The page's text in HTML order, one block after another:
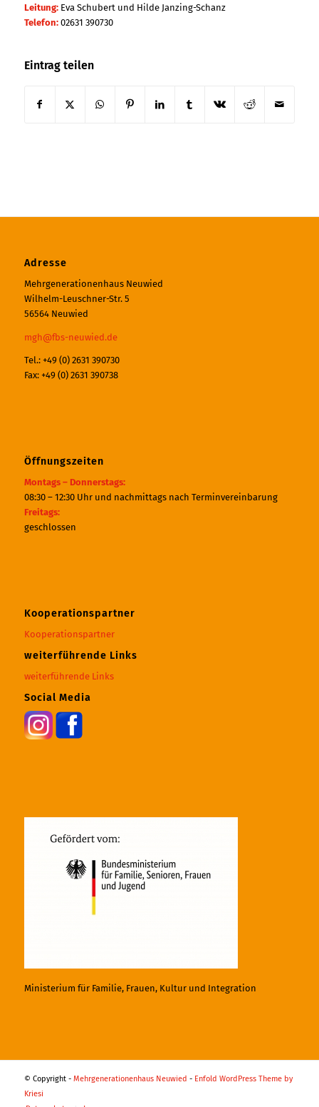
Leitung:Eva Schubert und Hilde Janzing-Schanz
Telefon:02631 390730
Eintrag teilen
Adresse
Mehrgenerationenhaus Neuwied
Wilhelm-Leuschner-Str. 5
56564 Neuwied
mgh@fbs-neuwied.de
Tel.: +49 (0) 2631 390730
Fax: +49 (0) 2631 390738
Öffnungszeiten
Montags – Donnerstags:
08:30 – 12:30 Uhr und nachmittags nach Terminvereinbarung
Freitags:
geschlossen
Kooperationspartner
Kooperationspartner
weiterführende Links
weiterführende Links
Social Media
Ministerium für Familie, Frauen, Kultur und Integration
© Copyright - Mehrgenerationenhaus Neuwied - Enfold WordPress Theme by
Kriesi